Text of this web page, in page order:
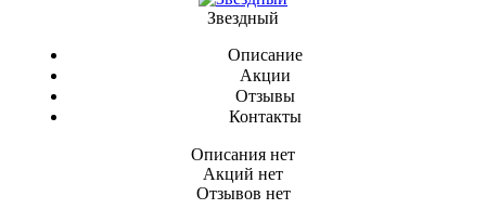
Звездный
Описание
Акции
Отзывы
Контакты
Описания нет
Акций нет
Отзывов нет